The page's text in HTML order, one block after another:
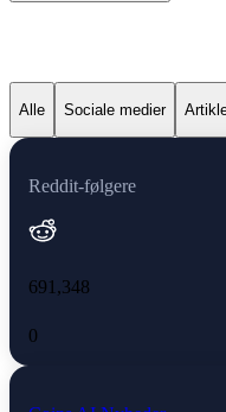
Alle Sociale medier
Reddit-følgere
691,348
0